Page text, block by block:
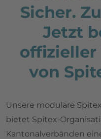
Sicher.
Jetzt
offizieller
von
Unsere modulare
bietet Spitex-
Kantonalverbänden